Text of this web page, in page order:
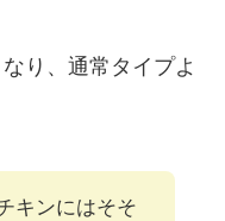
り、通常タイプよ
キンにはそそ